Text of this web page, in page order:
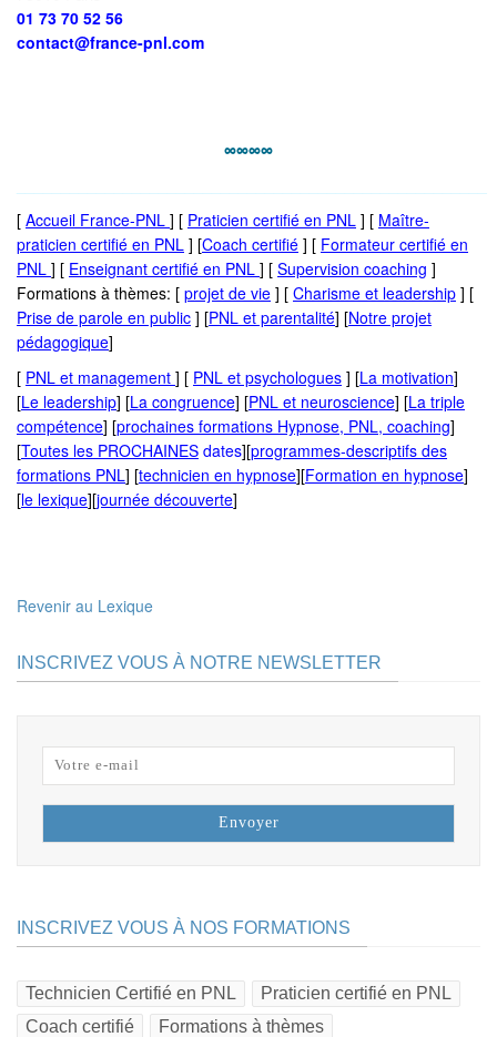
01 73 70 52 56
contact@france-pnl.com
∞∞∞∞
[ Accueil France-PNL ] [ Praticien certifié en PNL ] [ Maître-
praticien certifié en PNL ] [Coach certifié ] [ Formateur certifié en
PNL ] [ Enseignant certifié en PNL ] [ Supervision coaching ]
Formations à thèmes: [ projet de vie ] [ Charisme et leadership ] [
Prise de parole en public ] [PNL et parentalité] [Notre projet
pédagogique]
[ PNL et management ] [ PNL et psychologues ] [La motivation]
[Le leadership] [La congruence] [PNL et neuroscience] [La triple
compétence] [prochaines formations Hypnose, PNL, coaching]
[Toutes les PROCHAINES dates][programmes-descriptifs des
formations PNL] [technicien en hypnose][Formation en hypnose]
[le lexique][journée découverte]
Revenir au Lexique
INSCRIVEZ VOUS À NOTRE NEWSLETTER
INSCRIVEZ VOUS À NOS FORMATIONS
Technicien Certifié en PNL
Praticien certifié en PNL
Coach certifié
Formations à thèmes